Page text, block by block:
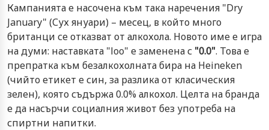
Кампанията е насочена към така наречения "Dry
January" (Сух януари) – месец, в който много
британци се отказват от алкохола. Новото име е игра
на думи: наставката "loo" е заменена с "0.0". Това е
препратка към безалкохолната бира на Heineken
(чийто етикет е син, за разлика от класическия
зелен), която съдържа 0.0% алкохол. Целта на бранда
е да насърчи социалния живот без употреба на
спиртни напитки.